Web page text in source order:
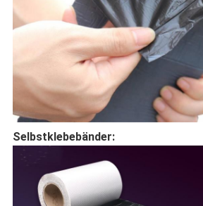
Selbstklebebänder: